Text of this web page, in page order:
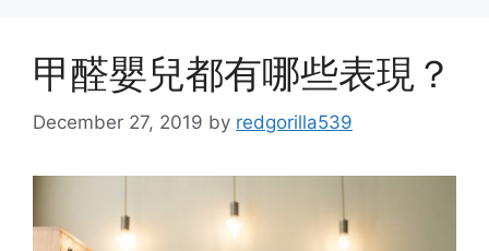
甲醛嬰兒都有哪些表現？
December 27, 2019 by redgorilla539